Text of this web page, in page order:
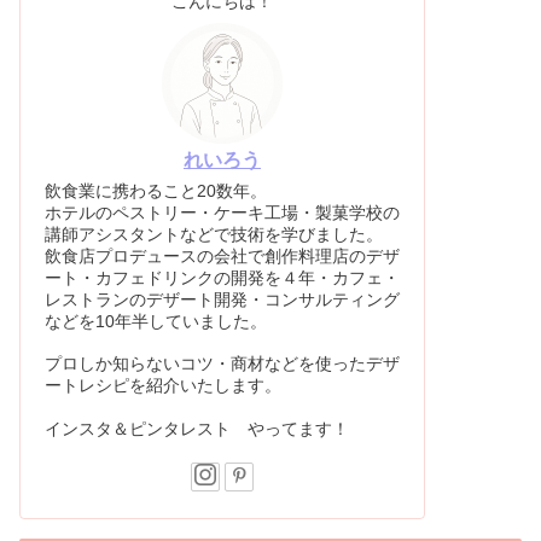
れいろう
飲食業に携わること20数年。
ホテルのペストリー・ケーキ工場・製菓学校の
講師アシスタントなどで技術を学びました。
飲食店プロデュースの会社で創作料理店のデザ
ート・カフェドリンクの開発を４年・カフェ・
レストランのデザート開発・コンサルティング
などを10年半していました。
プロしか知らないコツ・商材などを使ったデザ
ートレシピを紹介いたします。
インスタ＆ピンタレスト やってます！